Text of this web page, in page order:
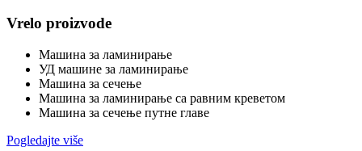
Vrelo proizvode
Машина за ламинирање
УД машине за ламинирање
Машина за сечење
Машина за ламинирање са равним креветом
Машина за сечење путне главе
Pogledajte više